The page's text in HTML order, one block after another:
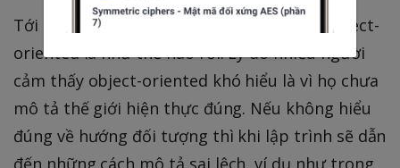
Tới đây, chắc các bạn cũng đã hiểu được object-
oriented là như thế nào rồi. Lý do nhiều người
cảm thấy object-oriented khó hiểu là vì họ chưa
mô tả thế giới hiện thực đúng. Nếu không hiểu
đúng về hướng đối tượng thì khi lập trình sẽ dẫn
đến những cách mô tả sai lệch, ví dụ như trong